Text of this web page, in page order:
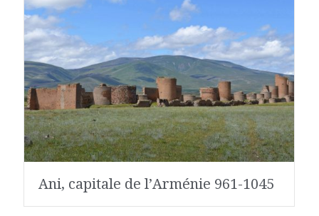
Ani, capitale de l’Arménie 961-1045